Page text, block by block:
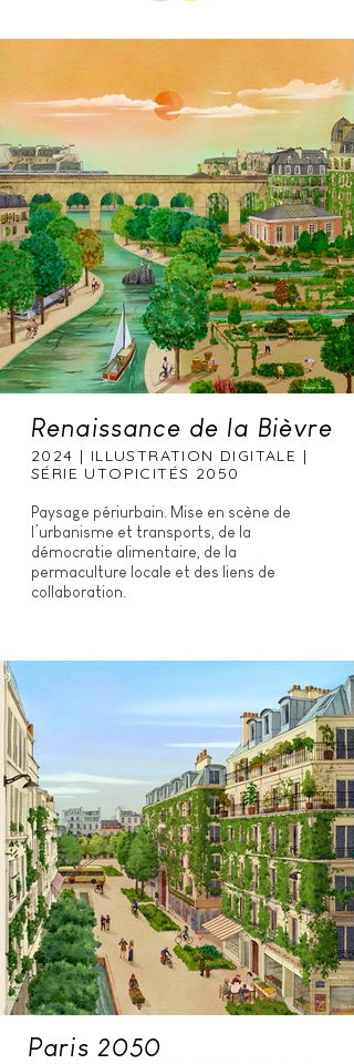
Renaissance de la Bièvre
2024 | ILLUSTRATION DIGITALE |
SÉRIE UTOPICITÉS 2050
Paysage périurbain. Mise en scène de
l’urbanisme et transports, de la
démocratie alimentaire, de la
permaculture locale et des liens de
collaboration.
Paris 2050